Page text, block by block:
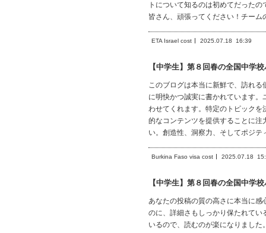
トについて知るのは初めてだった
皆さん、頑張ってください！チー
ETA Israel cost 2025.07.18 16:39
【中学生】第８回春の全国中学
このブログは本当に新鮮で、訪れ
に明快かつ誠実に書かれています
わせてくれます。特定のトピック
的なコンテンツを提供することに
い。創造性、洞察力、そしてポジ
Burkina Faso visa cost 2025.07.18
【中学生】第８回春の全国中学
あなたの投稿の質の高さに本当に
のに、詳細さもしっかり保たれて
いるので、読むのが楽になりまし